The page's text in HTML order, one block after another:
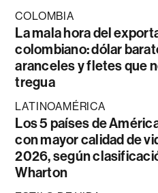
COLOMBIA
La mala hora del
colombiano: dólar
aranceles y fletes que
tregua
LATINOAMÉRICA
Los 5 países de
con mayor calidad de
2026, según
Wharton